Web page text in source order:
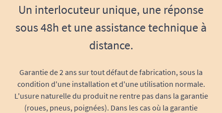
Un interlocuteur unique, une réponse
sous 48h et une assistance technique à
distance.
Garantie de 2 ans sur tout défaut de fabrication, sous la
condition d'une installation et d'une utilisation normale.
L'usure naturelle du produit ne rentre pas dans la garantie
(roues, pneus, poignées). Dans les cas où la garantie